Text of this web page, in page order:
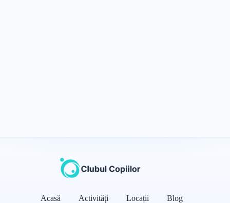
Acasă Activități Locații
Blog